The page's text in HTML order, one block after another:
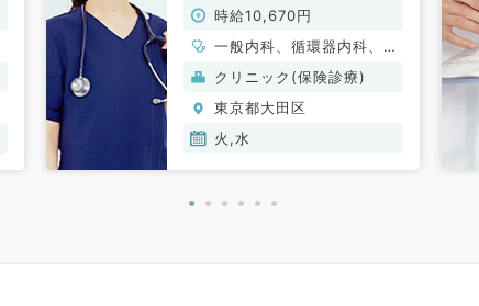
時給10,670円
一般内科、循環器内科、呼
吸器内科、消化器内科、内
分泌・代謝内科、腎臓内科
クリニック(保険診療)
東京都大田区
火,水